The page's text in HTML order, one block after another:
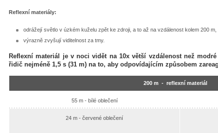
Reflexní materiály:
odrážejí světlo v úzkém kuželu zpět ke zdroji, a to až na vzdálenost kolem 200 m,
výrazně zvyšují viditelnost za tmy.
Reflexní materiál je v noci vidět na 10x větší vzdálenost než
řidič nejméně 1,5 s (31 m) na to, aby odpovídajícím způsobem
200 m - reflexní materiál
55 m - bílé oblečení
24 m - červené oblečení